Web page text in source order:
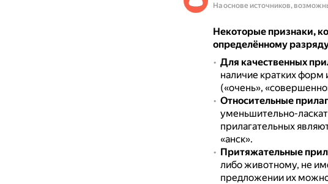
На основе источников,
Некоторые признаки,
определённому
Для качественных
наличие кратких форм
(«очень»,
Относительные
уменьшительно-
прилагательных
«анск».
Притяжательные
либо животному, не
предложении их